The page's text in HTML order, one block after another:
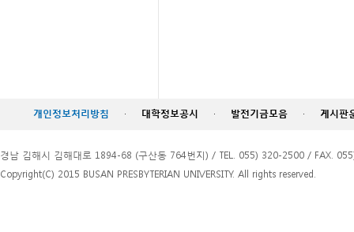
개인정보처리방침 · 대학정보공시 · 발전기금모음 · 게시판
경남 김해시 김해대로 1894-68 (구산동 764번지) / TEL. 055) 320-2500 / FAX.
Copyright(C) 2015 BUSAN PRESBYTERIAN UNIVERSITY. All rights reserved.